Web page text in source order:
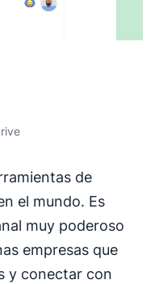
de
el mundo. Es
muy poderoso
empresas que
y conectar con